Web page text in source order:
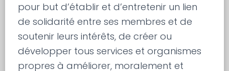
pour but d’établir et d’entretenir un lien
de solidarité entre ses membres et de
soutenir leurs intérêts, de créer ou
développer tous services et organismes
propres à améliorer, moralement et